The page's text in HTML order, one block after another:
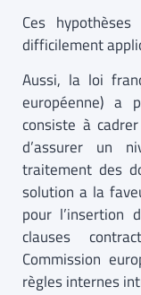
Ces
difficilement
Aussi, la loi
européenne) a
consiste à
d’assurer un
traitement des
solution a la
pour l’insertion
clauses
Commission
règles internes